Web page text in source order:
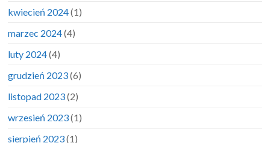
kwiecień 2024(1)
marzec 2024(4)
luty 2024(4)
grudzień 2023(6)
listopad 2023(2)
wrzesień 2023(1)
sierpień 2023(1)